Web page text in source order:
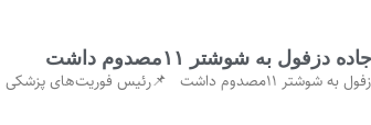
به شوشتر ۱۱مصدوم داشت
🔴⚡واژگونی خودروی نیسان در جاده دزفول به شوشتر ۱۱مصدوم داشت 📌رئیس فوریت‌های